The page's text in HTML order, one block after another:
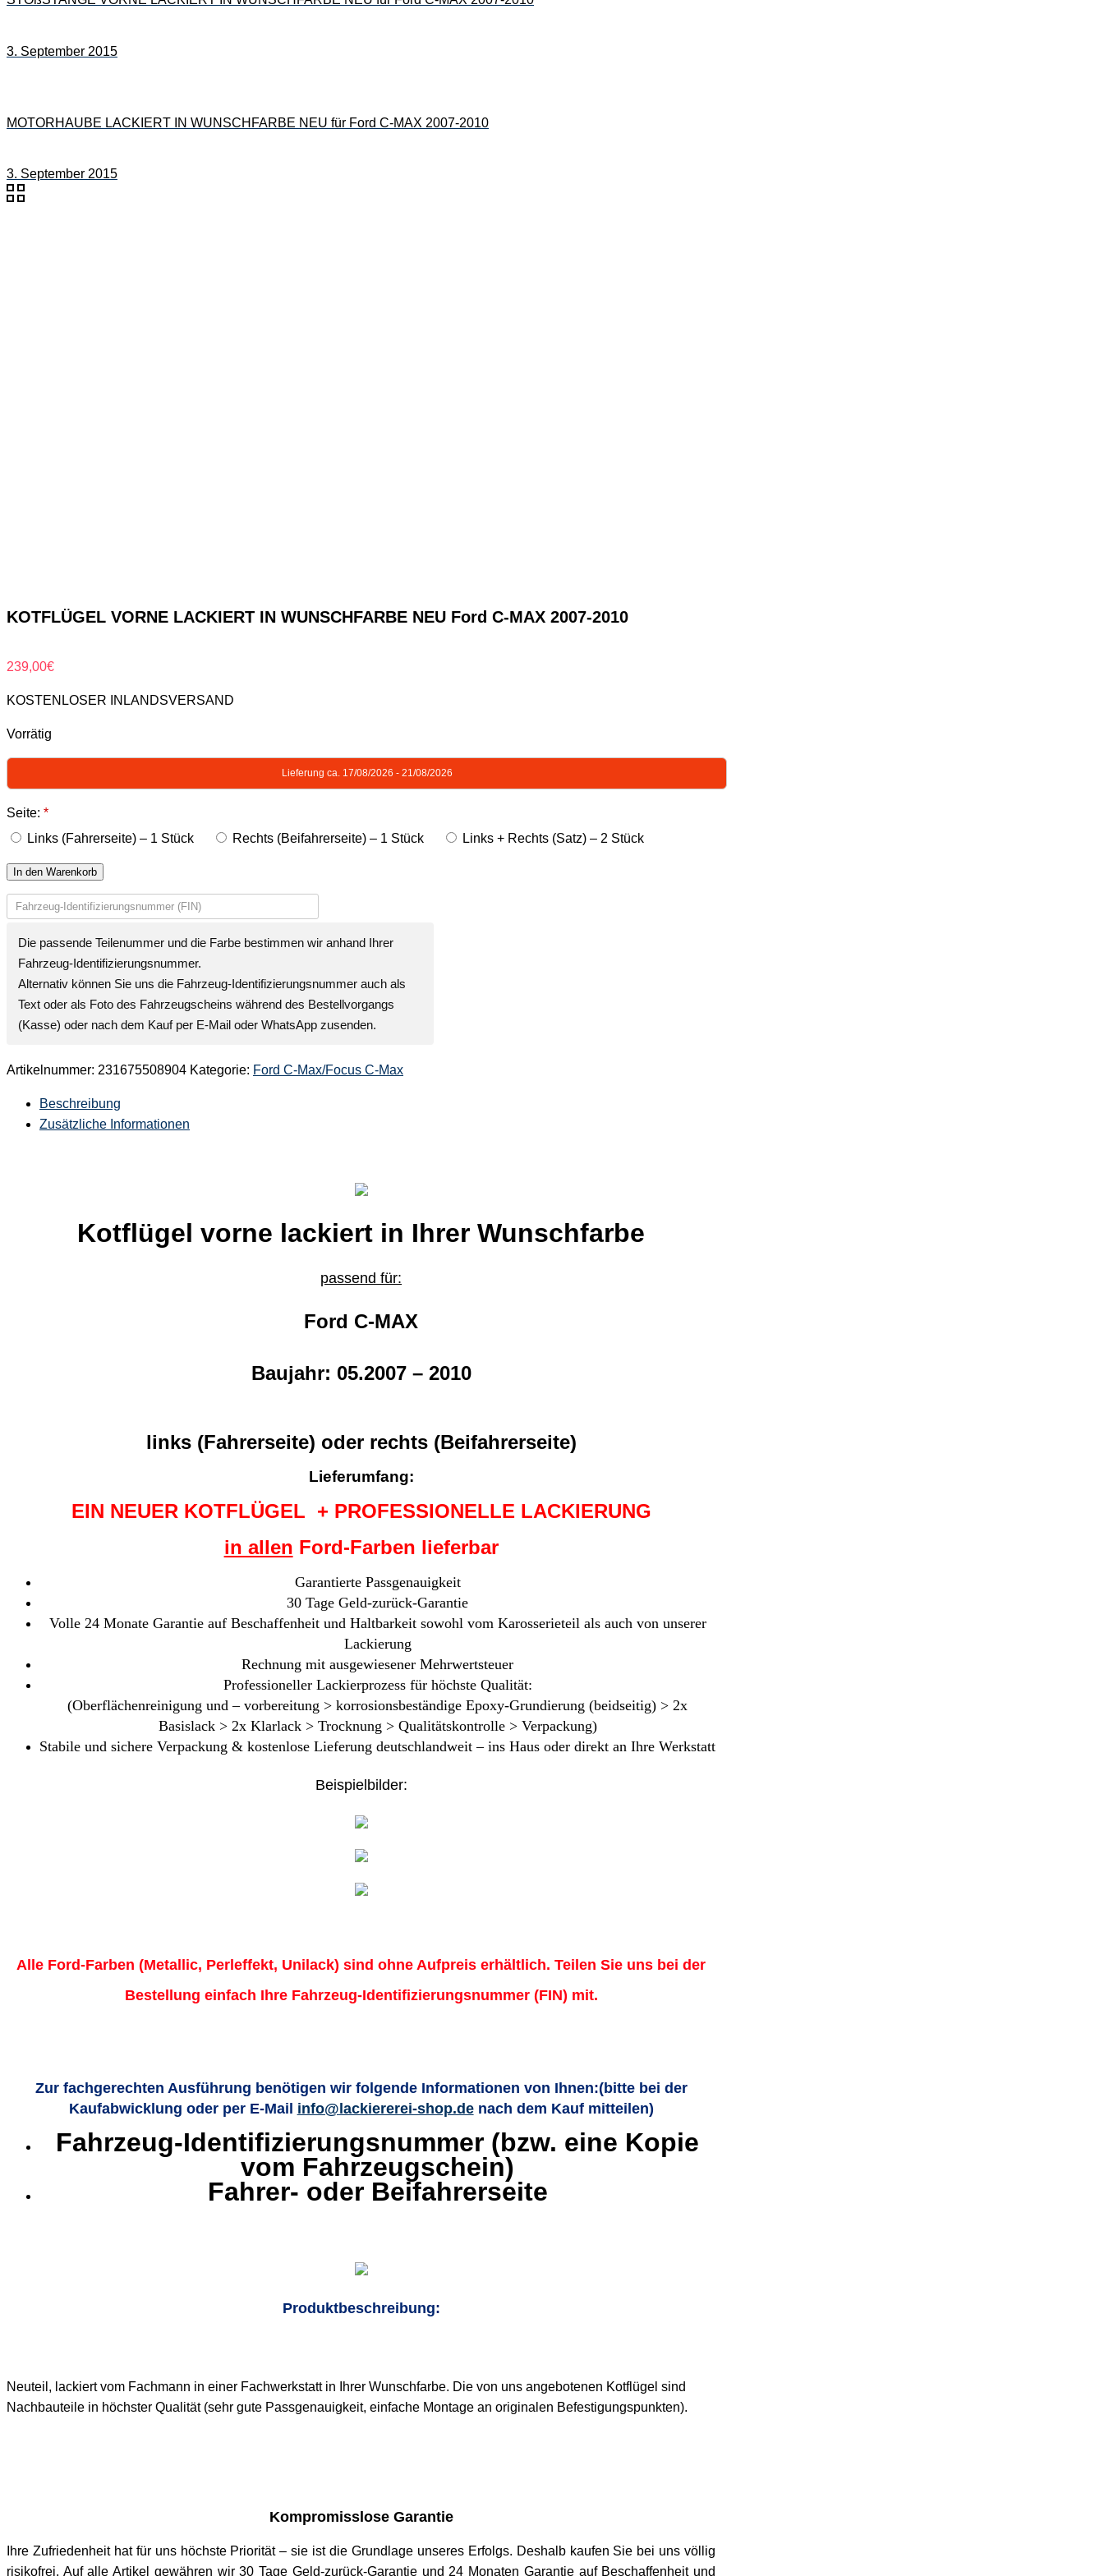
3. September 2015
MOTORHAUBE LACKIERT IN WUNSCHFARBE NEU für Ford C-MAX 2007-2010
3. September 2015
KOTFLÜGEL VORNE LACKIERT IN WUNSCHFARBE NEU Ford C-MAX 2007-2010
239,00€
KOSTENLOSER INLANDSVERSAND
Vorrätig
Lieferung ca. 17/08/2026 - 21/08/2026
Seite: *
Links (Fahrerseite) – 1 Stück
Rechts (Beifahrerseite) – 1 Stück Links + Rechts (Satz) – 2 Stück
In den Warenkorb
Die passende Teilenummer und die Farbe bestimmen wir anhand Ihrer
Fahrzeug-Identifizierungsnummer.
Alternativ können Sie uns die Fahrzeug-Identifizierungsnummer auch als
Text oder als Foto des Fahrzeugscheins während des Bestellvorgangs
(Kasse) oder nach dem Kauf per E-Mail oder WhatsApp zusenden.
Artikelnummer: 231675508904 Kategorie: Ford C-Max/Focus C-Max
Beschreibung
Zusätzliche Informationen
Kotflügel vorne lackiert in Ihrer Wunschfarbe
passend für:
Ford C-MAX
Baujahr: 05.2007 – 2010
links (Fahrerseite) oder rechts (Beifahrerseite)
Lieferumfang:
EIN NEUER KOTFLÜGEL + PROFESSIONELLE LACKIERUNG
in allen Ford-Farben lieferbar
Garantierte Passgenauigkeit
30 Tage Geld-zurück-Garantie
Volle 24 Monate Garantie auf Beschaffenheit und Haltbarkeit sowohl vom Karosserieteil als auch von unserer
Lackierung
Rechnung mit ausgewiesener Mehrwertsteuer
Professioneller Lackierprozess für höchste Qualität:
(Oberflächenreinigung und – vorbereitung > korrosionsbeständige Epoxy-Grundierung (beidseitig) > 2x
Basislack > 2x Klarlack > Trocknung > Qualitätskontrolle > Verpackung)
Stabile und sichere Verpackung & kostenlose Lieferung deutschlandweit – ins Haus oder direkt an Ihre Werkstatt
Beispielbilder:
Alle Ford-Farben (Metallic, Perleffekt, Unilack) sind ohne Aufpreis erhältlich. Teilen Sie uns bei der
Bestellung einfach Ihre Fahrzeug-Identifizierungsnummer (FIN) mit.
Zur fachgerechten Ausführung benötigen wir folgende Informationen von Ihnen:(bitte bei der
Kaufabwicklung oder per E-Mail info@lackiererei-shop.denach dem Kauf mitteilen)
Fahrzeug-Identifizierungsnummer (bzw. eine Kopie
vom Fahrzeugschein)
Fahrer- oder Beifahrerseite
Produktbeschreibung:
Neuteil, lackiert vom Fachmann in einer Fachwerkstatt in Ihrer Wunschfarbe. Die von uns angebotenen Kotflügel sind
Nachbauteile in höchster Qualität (sehr gute Passgenauigkeit, einfache Montage an originalen Befestigungspunkten).
Kompromisslose Garantie
Ihre Zufriedenheit hat für uns höchste Priorität – sie ist die Grundlage unseres Erfolgs. Deshalb kaufen Sie bei uns völlig
risikofrei. Auf alle Artikel gewähren wir 30 Tage Geld-zurück-Garantie und 24 Monaten Garantie auf Beschaffenheit und